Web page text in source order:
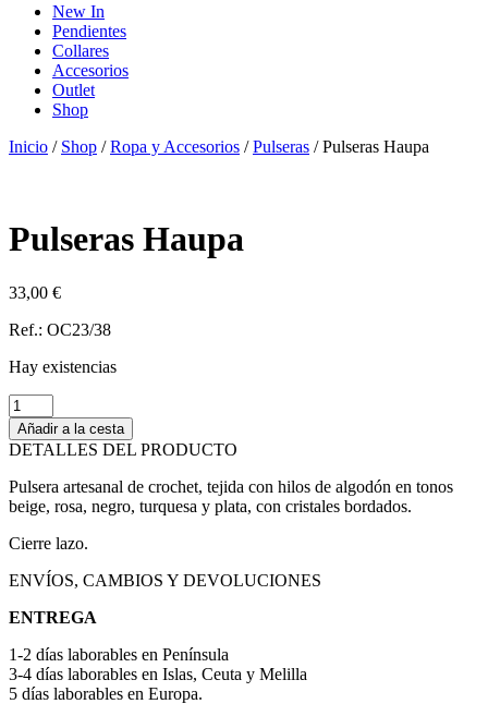
New In
Pendientes
Collares
Accesorios
Outlet
Shop
Inicio / Shop /Ropa y Accesorios /Pulseras / Pulseras Haupa
Pulseras Haupa
33,00 €
Ref.: OC23/38
Hay existencias
Pulseras
Haupa
cantidad
Añadir a la cesta
DETALLES DEL PRODUCTO
Pulsera artesanal de crochet, tejida con hilos de algodón en tonos
beige, rosa, negro, turquesa y plata, con cristales bordados.
Cierre lazo.
ENVÍOS, CAMBIOS Y DEVOLUCIONES
ENTREGA
1-2 días laborables en Península
3-4 días laborables en Islas, Ceuta y Melilla
5 días laborables en Europa.